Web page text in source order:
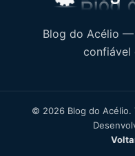
Blog do Acélio —
confiável
© 2026 Blog do Acélio.